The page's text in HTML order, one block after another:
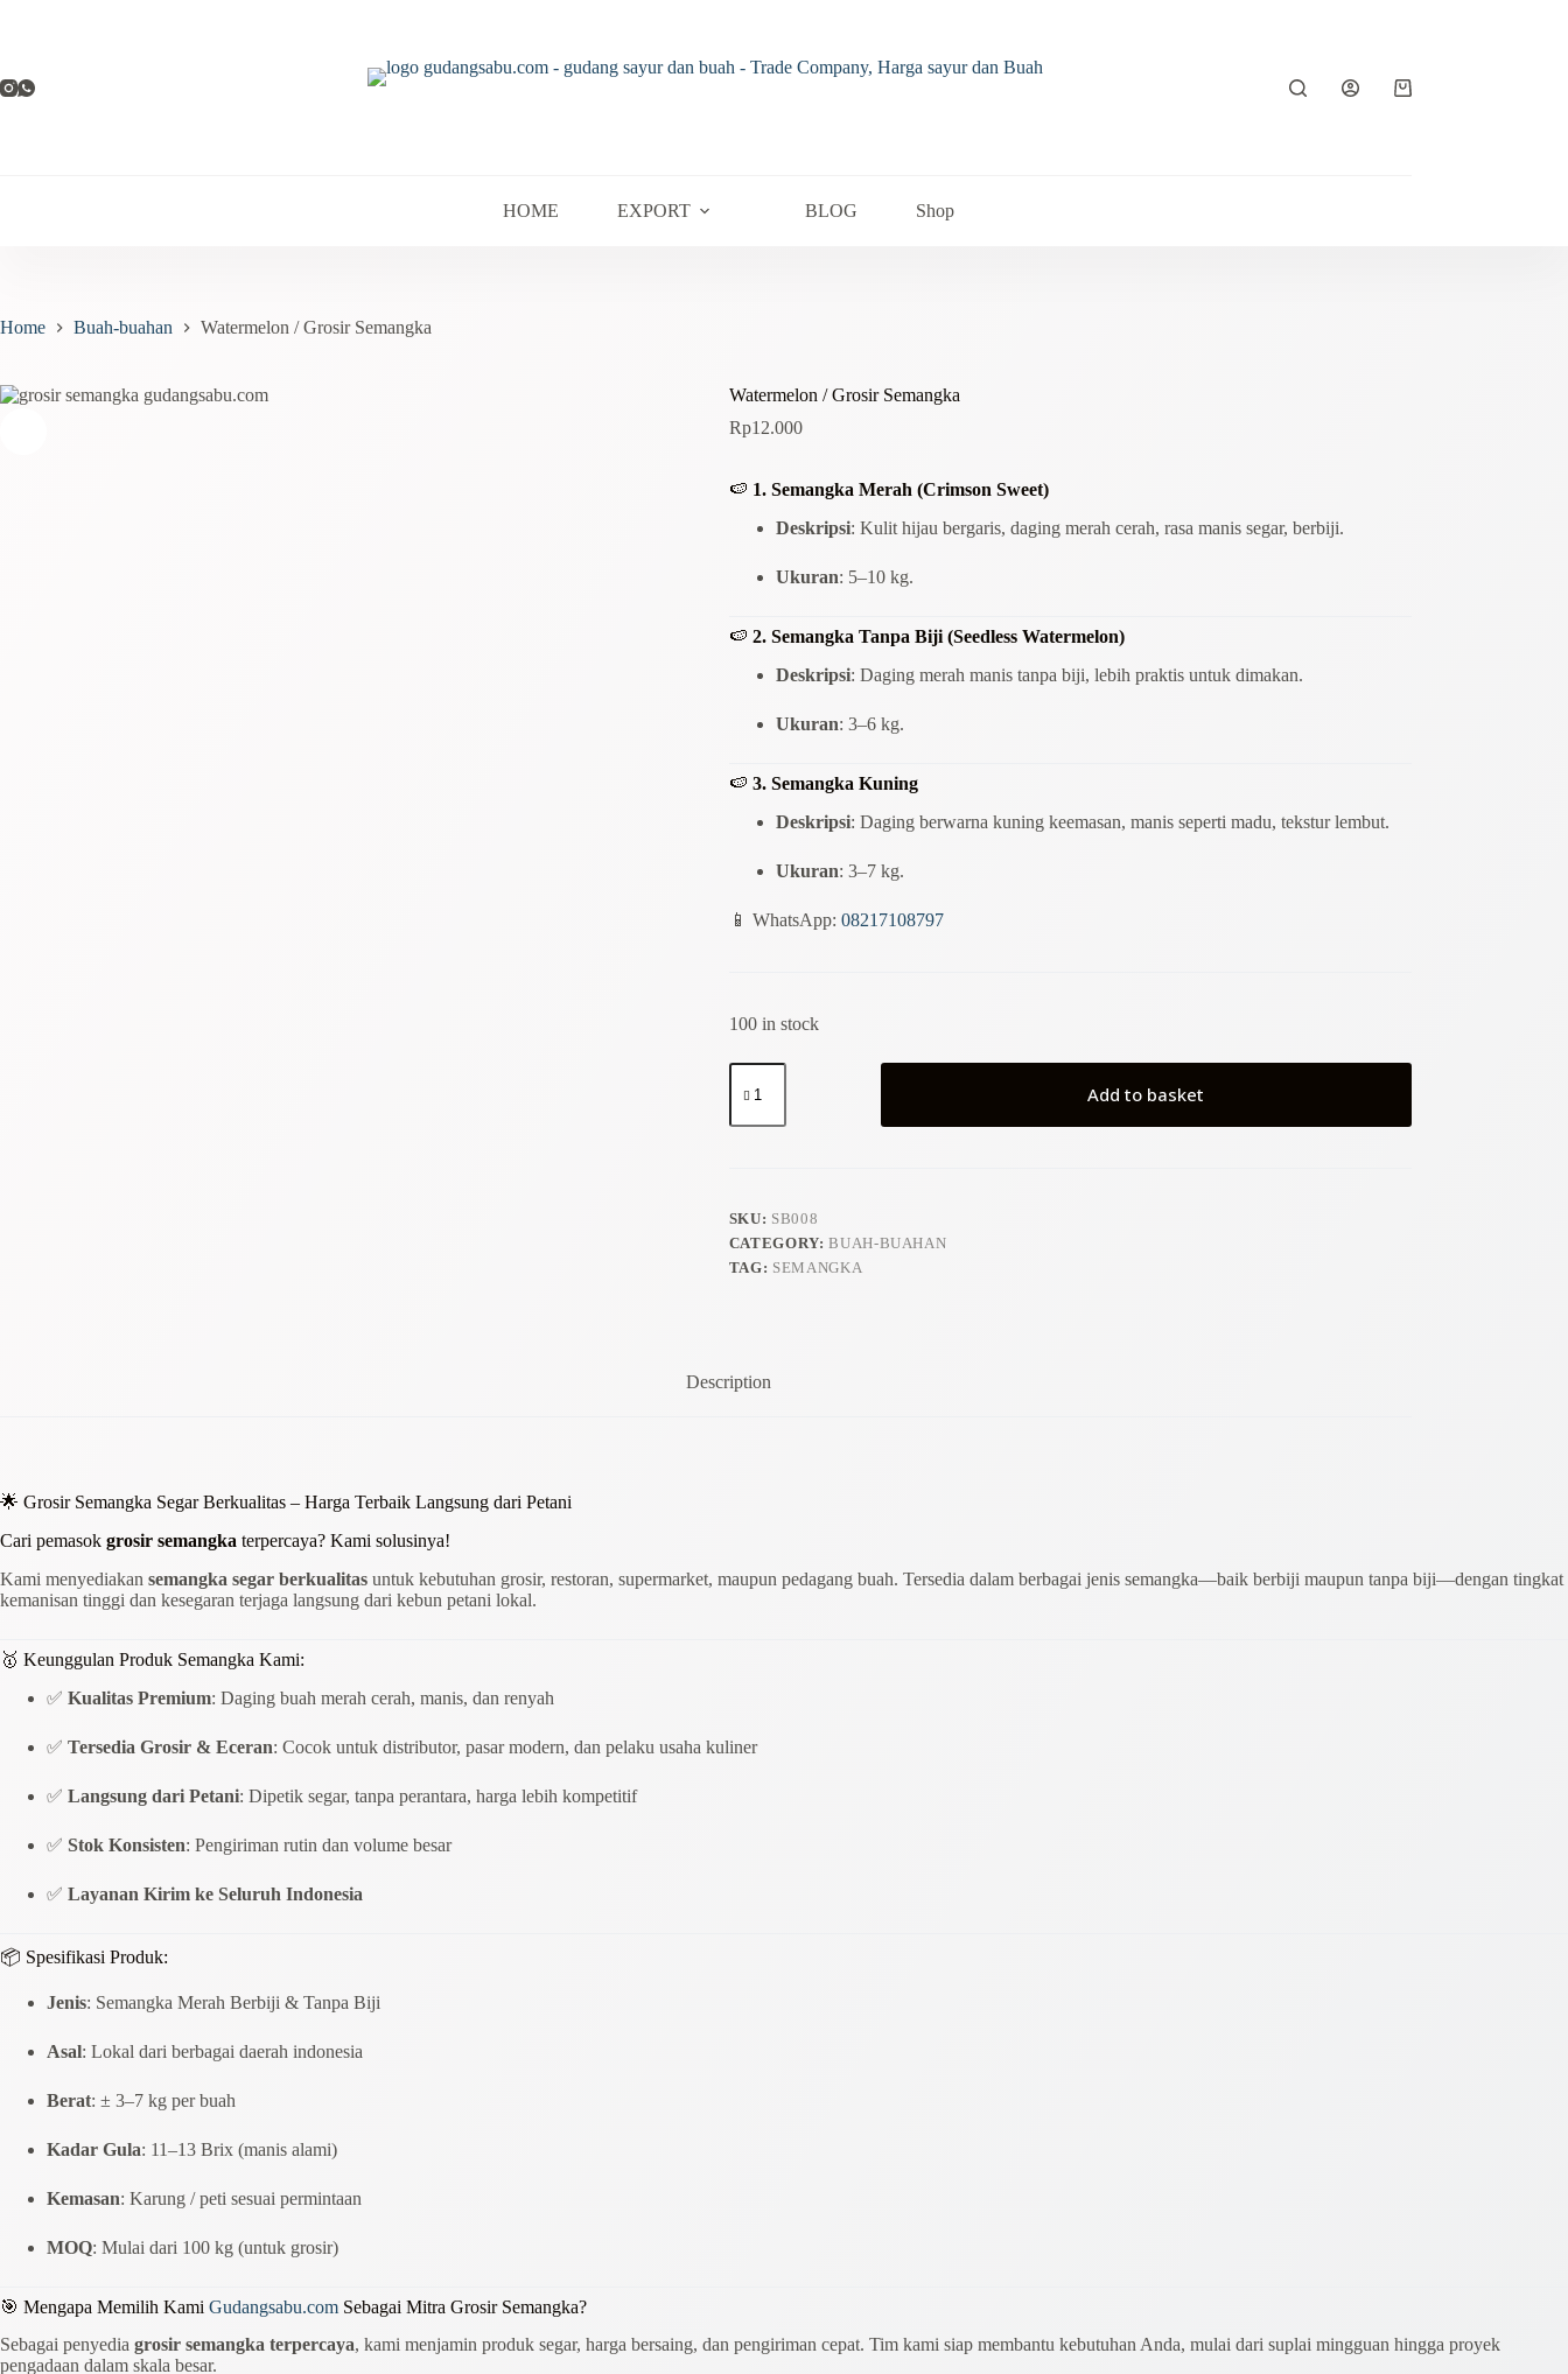
Shopping
HOME EXPORT BLOG Shop
Home Buah-buahan Watermelon / Grosir Semangka
Watermelon / Grosir Semangka
Rp12.000
🍉 1. Semangka Merah (Crimson Sweet)
Deskripsi: Kulit hijau bergaris, daging merah cerah, rasa manis segar, berbiji.
Ukuran: 5–10 kg.
🍉 2. Semangka Tanpa Biji (Seedless Watermelon)
Deskripsi: Daging merah manis tanpa biji, lebih praktis untuk dimakan.
Ukuran: 3–6 kg.
🍉 3. Semangka Kuning
Deskripsi: Daging berwarna kuning keemasan, manis seperti madu, tekstur lembut.
Ukuran: 3–7 kg.
📱 WhatsApp: 08217108797
100 in stock
Watermelon
Semangka
Add to basket
SKU: SB008
CATEGORY:BUAH-BUAHAN
TAG: SEMANGKA
Description
🌟 Grosir Semangka Segar Berkualitas – Harga Terbaik Langsung dari Petani
Cari pemasok grosir semangka terpercaya? Kami solusinya!
Kami menyediakan semangka segar berkualitas untuk kebutuhan grosir, restoran, supermarket, maupun pedagang buah. Tersedia dalam berbagai jenis semangka—baik berbiji maupun tanpa biji—dengan tingkat
kemanisan tinggi dan kesegaran terjaga langsung dari kebun petani lokal.
🥇 Keunggulan Produk Semangka Kami:
✅ Kualitas Premium: Daging buah merah cerah, manis, dan renyah
✅ Tersedia Grosir & Eceran: Cocok untuk distributor, pasar modern, dan pelaku usaha kuliner
✅ Langsung dari Petani: Dipetik segar, tanpa perantara, harga lebih kompetitif
✅ Stok Konsisten: Pengiriman rutin dan volume besar
✅ Layanan Kirim ke Seluruh Indonesia
📦 Spesifikasi Produk:
Jenis: Semangka Merah Berbiji & Tanpa Biji
Asal: Lokal dari berbagai daerah indonesia
Berat: ± 3–7 kg per buah
Kadar Gula: 11–13 Brix (manis alami)
Kemasan: Karung / peti sesuai permintaan
MOQ: Mulai dari 100 kg (untuk grosir)
🎯 Mengapa Memilih Kami Gudangsabu.com Sebagai Mitra Grosir Semangka?
Sebagai penyedia grosir semangka terpercaya, kami menjamin produk segar, harga bersaing, dan pengiriman cepat. Tim kami siap membantu kebutuhan Anda, mulai dari suplai mingguan hingga proyek
pengadaan dalam skala besar.